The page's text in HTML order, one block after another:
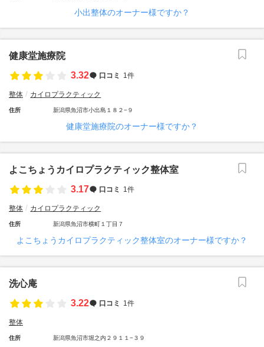
小出整体のオーナー様ですか？
健康堂施療院
3.32
口コミ 1件
整体 カイロプラクティック
住所 新潟県魚沼市小出島１８２−９
健康堂施療院のオーナー様ですか？
よこちょうカイロプラクティック整体室
3.17
口コミ 1件
整体 カイロプラクティック
住所 新潟県魚沼市横町１丁目７
よこちょうカイロプラクティック整体室のオーナー様ですか？
洗心庵
3.22
口コミ 1件
整体
住所 新潟県魚沼市堀之内２９１１−３９